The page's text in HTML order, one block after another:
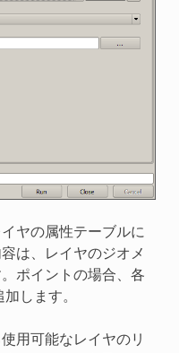
ヤの属性テーブルに
は、レイヤのジオメ
ポイントの場合、各
します。
用可能なレイヤのリ